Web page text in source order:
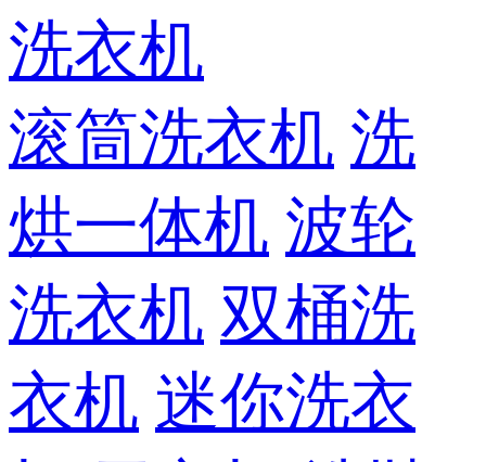
洗衣机
滚筒洗衣机 洗
烘一体机 波轮
洗衣机 双桶洗
衣机 迷你洗衣